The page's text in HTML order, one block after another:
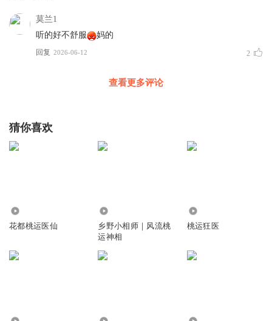
莫兰1
听的好不舒服
妈的
回复 2026-06-12 2
查看更多评论
猜你喜欢
花都桃运医仙
乡野小相师｜风流桃
运神相
桃运狂医